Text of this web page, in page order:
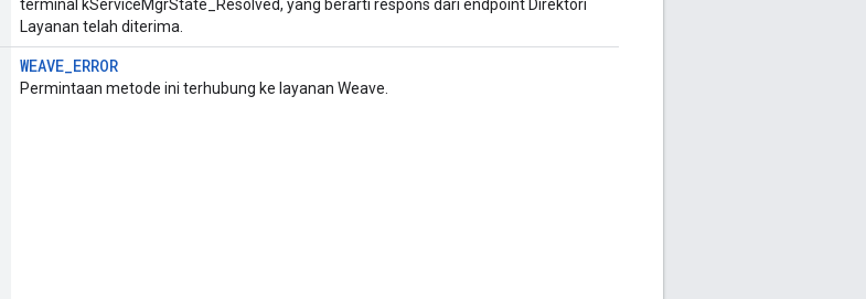
terminal kServiceMgrState_Resolved, yang berarti respons dari endpoint Direktori
Layanan telah diterima.
WEAVE_ERROR
Permintaan metode ini terhubung ke layanan Weave.